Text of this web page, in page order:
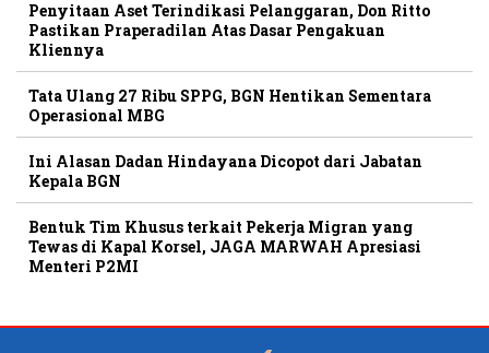
Penyitaan Aset Terindikasi Pelanggaran, Don Ritto
Pastikan Praperadilan Atas Dasar Pengakuan
Kliennya
Tata Ulang 27 Ribu SPPG, BGN Hentikan Sementara
Operasional MBG
Ini Alasan Dadan Hindayana Dicopot dari Jabatan
Kepala BGN
Bentuk Tim Khusus terkait Pekerja Migran yang
Tewas di Kapal Korsel, JAGA MARWAH Apresiasi
Menteri P2MI